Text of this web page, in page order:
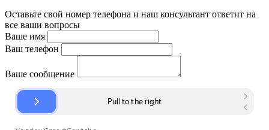
Оставьте свой номер телефона и наш консультант ответит на
все ваши вопросы
Ваше имя
Ваш телефон
Ваше сообщение